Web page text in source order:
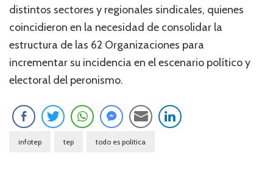
distintos sectores y regionales sindicales, quienes
coincidieron en la necesidad de consolidar la
estructura de las 62 Organizaciones para
incrementar su incidencia en el escenario político y
electoral del peronismo.
infotep tep todo es politica